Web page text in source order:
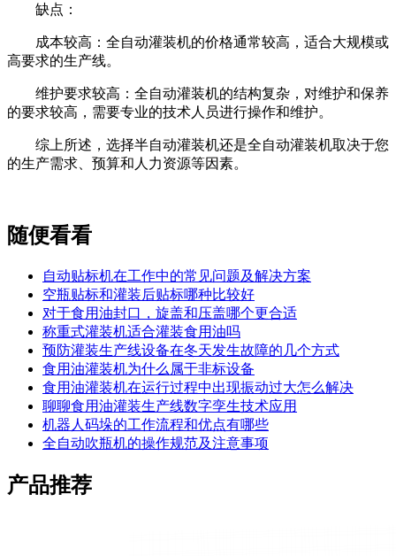
缺点：
成本较高：全自动灌装机的价格通常较高，适合大规模或
高要求的生产线。
维护要求较高：全自动灌装机的结构复杂，对维护和保养
的要求较高，需要专业的技术人员进行操作和维护。
综上所述，选择半自动灌装机还是全自动灌装机取决于您
的生产需求、预算和人力资源等因素。
随便看看
自动贴标机在工作中的常见问题及解决方案
空瓶贴标和灌装后贴标哪种比较好
对于食用油封口，旋盖和压盖哪个更合适
称重式灌装机适合灌装食用油吗
预防灌装生产线设备在冬天发生故障的几个方式
食用油灌装机为什么属于非标设备
食用油灌装机在运行过程中出现振动过大怎么解决
聊聊食用油灌装生产线数字孪生技术应用
机器人码垛的工作流程和优点有哪些
全自动吹瓶机的操作规范及注意事项
产品推荐